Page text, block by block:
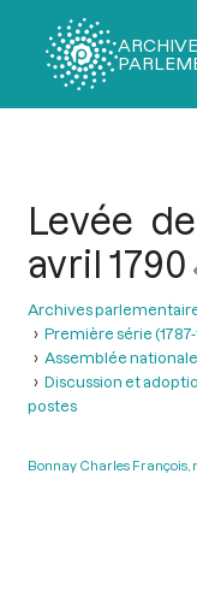
Levée
avril 1790
Archives
Première série
Assemblée nationale
Discussion et
postes
Bonnay Charles François,